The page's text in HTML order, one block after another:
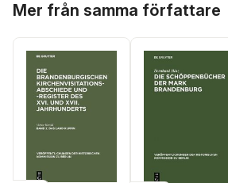
Mer från samma författare